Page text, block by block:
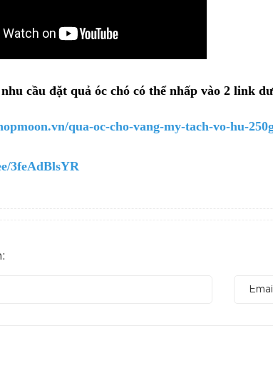
cầu đặt quả óc chó có thể nhấp vào 2 link
qua-oc-cho-vang-my-tach-vo-hu-
3feAdBlsYR